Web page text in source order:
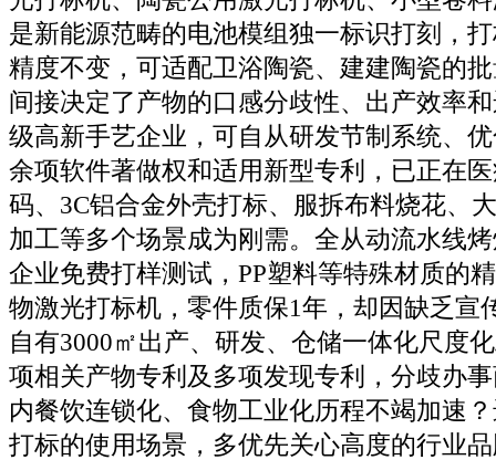
是新能源范畴的电池模组独一标识打刻，
精度不变，可适配卫浴陶瓷、建建陶瓷的
间接决定了产物的口感分歧性、出产效率
级高新手艺企业，可自从研发节制系统、
余项软件著做权和适用新型专利，已正在
码、3C铝合金外壳打标、服拆布料烧花、
加工等多个场景成为刚需。全从动流水线
企业免费打样测试，PP塑料等特殊材质的
物激光打标机，零件质保1年，却因缺乏宣
自有3000㎡出产、研发、仓储一体化尺度
项相关产物专利及多项发现专利，分歧办
内餐饮连锁化、食物工业化历程不竭加速
打标的使用场景，多优先关心高度的行业